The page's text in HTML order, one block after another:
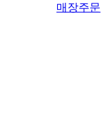
매장주문